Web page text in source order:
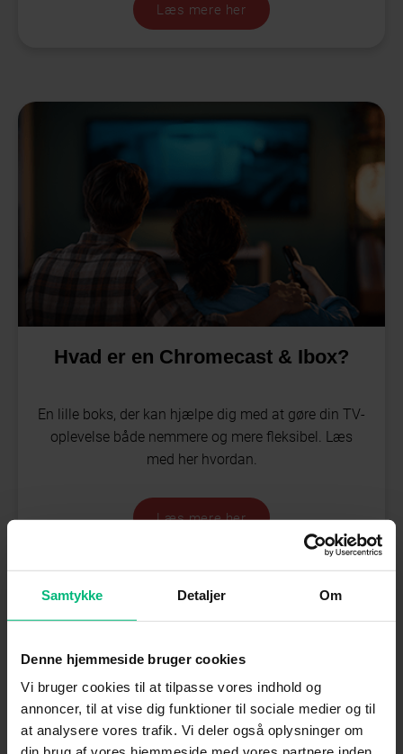
Samtykke Detaljer Om
Denne hjemmeside bruger cookies
Vi bruger cookies til at tilpasse vores indhold og
annoncer, til at vise dig funktioner til sociale medier og til
at analysere vores trafik. Vi deler også oplysninger om
Læs mere her
Hvad er en Chromecast & Ibox?
En lille boks, der kan hjælpe dig med at gøre din TV-
oplevelse både nemmere og mere fleksibel. Læs
med her hvordan.
Læs mere her